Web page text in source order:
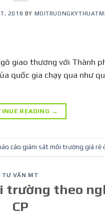
2018 BY
giao thương với Thành
quốc gia chạy qua như
READING →
cáo giám sát môi trường giá rẻ
TƯ VẤN MT
trường theo
CP